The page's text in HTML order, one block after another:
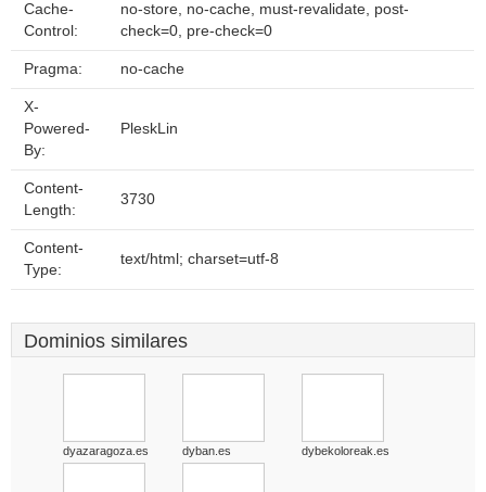
Cache-
Control:
no-store, no-cache, must-revalidate, post-
check=0, pre-check=0
Pragma: no-cache
X-
Powered-
By:
PleskLin
Content-
Length:
3730
Content-
Type:
text/html; charset=utf-8
Dominios similares
dyazaragoza.es dyban.es dybekoloreak.es